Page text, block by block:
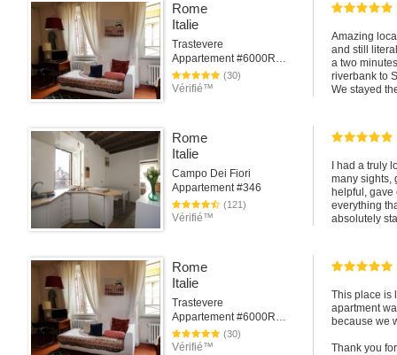
Ciao Marina,
nel primo
attraversarlo
avevo
dispiace per
Rome
Italie
Trastevere
Appartement #6000Rome
(30)
Vérifié™
Amazing
and still
a two
riverbank to
We stayed
terrace was
outdoor
All in all, a
Thank you
apartment
As for
guest
- Make the
- Important:
from this
but decided
experience.
Again: Very
Rome
Italie
Campo Dei Fiori
Appartement #346
(121)
Vérifié™
I had a truly
many sights,
helpful,
everything
absolutely
Hi, I really
made it
the host.
Rome
Italie
Trastevere
Appartement #6000Rome
(30)
Vérifié™
This place is
apartment
because we
Thank you